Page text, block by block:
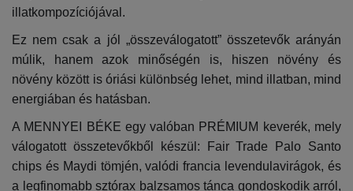
illatkompozíciójával.
Ez nem csak a jól „összeválogatott” összetevők arányán
múlik, hanem azok minőségén is, hiszen növény és
növény között is óriási különbség lehet, mind illatban, mind
energiában és hatásban.
A MENNYEI BÉKE egy valóban PRÉMIUM keverék, mely
válogatott összetevőkből készül: Fair Trade Palo Santo
chips és Maydi tömjén, valódi francia levendulavirágok, és
a legfinomabb sztórax balzsamos tánca gondoskodik arról,